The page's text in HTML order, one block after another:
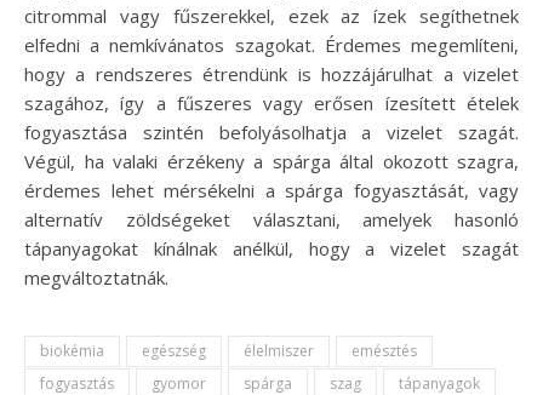
citrommal vagy fűszerekkel, ezek az ízek segíthetnek
elfedni a nemkívánatos szagokat. Érdemes megemlíteni,
hogy a rendszeres étrendünk is hozzájárulhat a vizelet
szagához, így a fűszeres vagy erősen ízesített ételek
fogyasztása szintén befolyásolhatja a vizelet szagát.
Végül, ha valaki érzékeny a spárga által okozott szagra,
érdemes lehet mérsékelni a spárga fogyasztását, vagy
alternatív zöldségeket választani, amelyek hasonló
tápanyagokat kínálnak anélkül, hogy a vizelet szagát
megváltoztatnák.
biokémia egészség élelmiszer
emésztés
fogyasztás
gyomor spárga szag
tápanyagok